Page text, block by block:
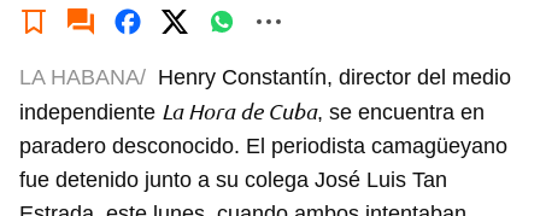
LA HABANA/ Henry Constantín, director del medio
independiente La Hora de Cuba, se encuentra en
paradero desconocido. El periodista camagüeyano
fue detenido junto a su colega José Luis Tan